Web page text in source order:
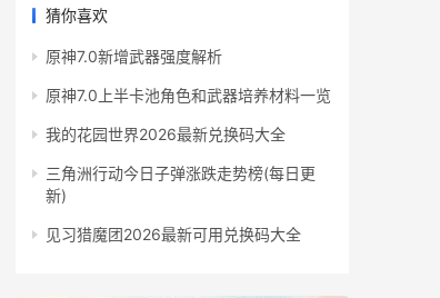
猜你喜欢
原神7.0新增武器强度解析
原神7.0上半卡池角色和武器培养材料一览
我的花园世界2026最新兑换码大全
三角洲行动今日子弹涨跌走势榜(每日更
新)
见习猎魔团2026最新可用兑换码大全